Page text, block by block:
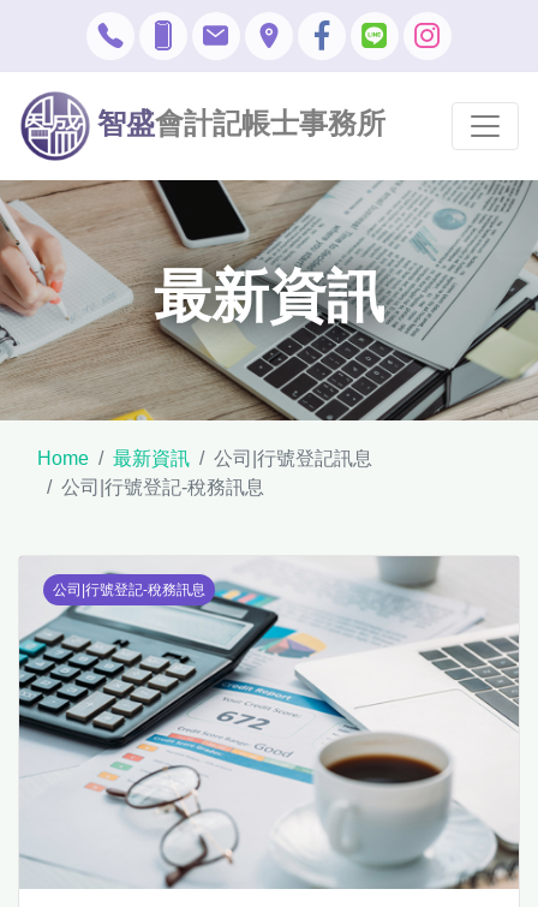
智盛會計記帳士事務所
最新資訊
Home 最新資訊
公司|行號登記訊息
公司|行號登記-稅務訊息
公司|行號登記-稅務訊息